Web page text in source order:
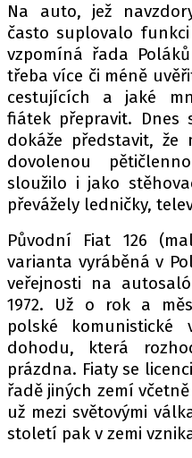
OSOBNÍ
Provozovatelem
INCORP MEDIA
Na auto, jež
často suplovalo
vzpomíná řada
třeba více či méně
cestujících a jaké
fiátek přepravit. Dnes
dokáže představit,
dovolenou
sloužilo i jako
převážely ledničky,
Původní Fiat 126
varianta vyráběná v
veřejnosti na
1972. Už o rok a
polské komunistické
dohodu, která
prázdna. Fiaty se
řadě jiných zemí
už mezi světovými
století pak v zemi